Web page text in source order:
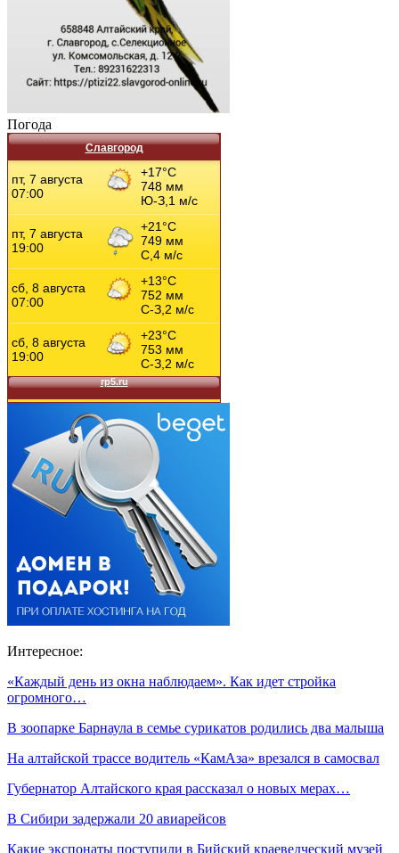
Погода
Славгород
Интересное:
«Каждый день из окна наблюдаем». Как идет стройка
огромного…
В зоопарке Барнаула в семье сурикатов родились два малыша
На алтайской трассе водитель «КамАза» врезался в самосвал
Губернатор Алтайского края рассказал о новых мерах…
В Сибири задержали 20 авиарейсов
Какие экспонаты поступили в Бийский краеведческий музей